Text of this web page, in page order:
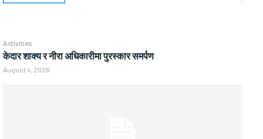
Activities
केदार शाक्य र नीरा अधिकारीमा पुरस्कार समर्पण
August 4, 2026